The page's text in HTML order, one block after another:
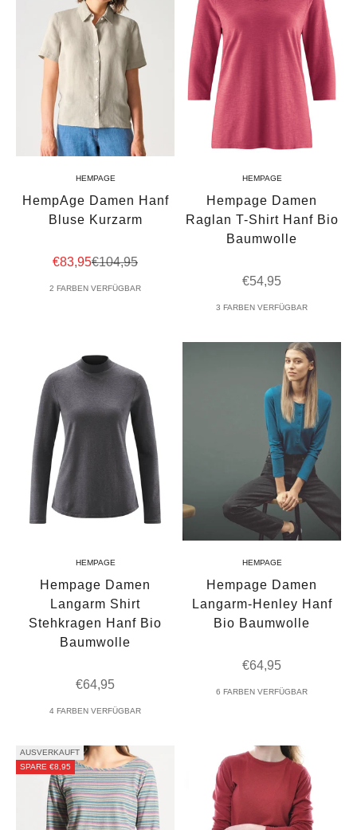
HEMPAGE
HempAge Damen Hanf
Bluse Kurzarm
Angebot
€83,95Regulärer Preis
€104,95
2 FARBEN VERFÜGBAR
HEMPAGE
Hempage Damen
Raglan T-Shirt Hanf Bio
Baumwolle
Angebot
€54,95
3 FARBEN VERFÜGBAR
HEMPAGE
Hempage Damen
Langarm Shirt
Stehkragen Hanf Bio
Baumwolle
Angebot
€64,95
4 FARBEN VERFÜGBAR
HEMPAGE
Hempage Damen
Langarm-Henley Hanf
Bio Baumwolle
Angebot
€64,95
6 FARBEN VERFÜGBAR
AUSVERKAUFT
SPARE €8,95